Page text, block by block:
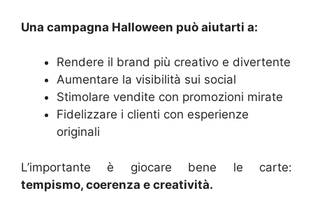
Una campagna Halloween può aiutarti a:
Rendere il brand più creativo e divertente
Aumentare la visibilità sui social
Stimolare vendite con promozioni mirate
Fidelizzare i clienti con esperienze
originali
L’importante è giocare bene le carte:
tempismo, coerenza e creatività.